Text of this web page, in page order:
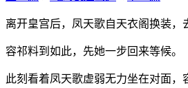
离开皇宫后，凤天歌自天衣阁换装，
容祁料到如此，先她一步回来等候。
此刻看着凤天歌虚弱无力坐在对面，